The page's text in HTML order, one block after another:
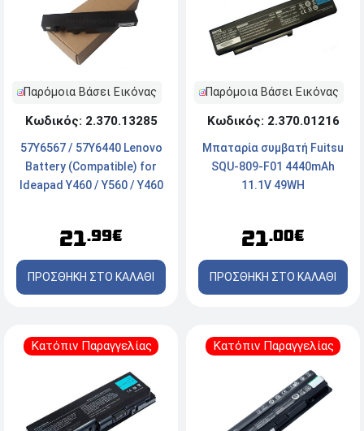
Παρόμοια Βάσει Εικόνας
Κωδικός: 2.370.13285
57Y6567 / 57Y6440 Lenovo
Battery (Compatible) for
Ideapad Y460 / Y560 / Y460
21.99€
ΠΡΟΣΘΗΚΗ ΣΤΟ ΚΑΛΑΘΙ
Παρόμοια Βάσει Εικόνας
Κωδικός: 2.370.01216
Μπαταρία συμβατή Fuitsu
SQU-809-F01 4440mAh
11.1V 49WH
21.00€
ΠΡΟΣΘΗΚΗ ΣΤΟ ΚΑΛΑΘΙ
Κατόπιν Παραγγελίας Κατόπιν Παραγγελίας